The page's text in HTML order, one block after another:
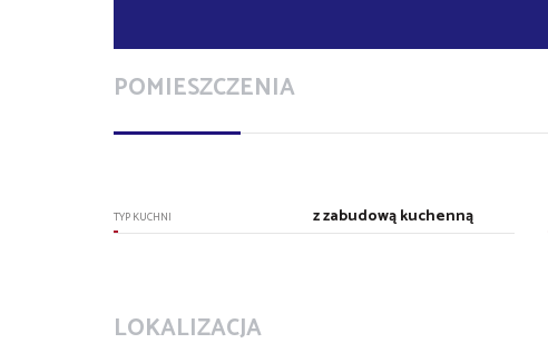
POMIESZCZENIA
TYP KUCHNI z zabudową kuchenną
LOKALIZACJA